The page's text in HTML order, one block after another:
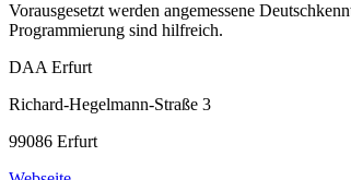
Vorausgesetzt werden angemessene
Programmierung sind hilfreich.
DAA Erfurt
Richard-Hegelmann-Straße 3
99086 Erfurt